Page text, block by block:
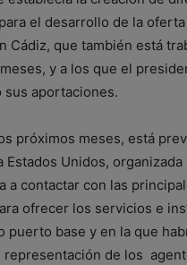
el desarrollo de la
Cádiz, que también está
y a los que el
sus aportaciones.
próximos meses, está
Estados Unidos,
a contactar con las
ofrecer los servicios e
puerto base y en la que
representación de los